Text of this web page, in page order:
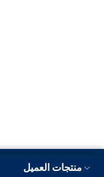
منتجات العميل